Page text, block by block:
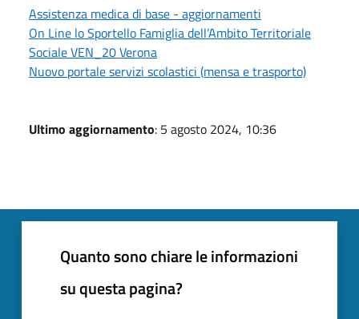
Assistenza medica di base - aggiornamenti
On Line lo Sportello Famiglia dell’Ambito Territoriale
Sociale VEN_20 Verona
Nuovo portale servizi scolastici (mensa e trasporto)
Ultimo aggiornamento: 5 agosto 2024, 10:36
Quanto sono chiare le informazioni
su questa pagina?